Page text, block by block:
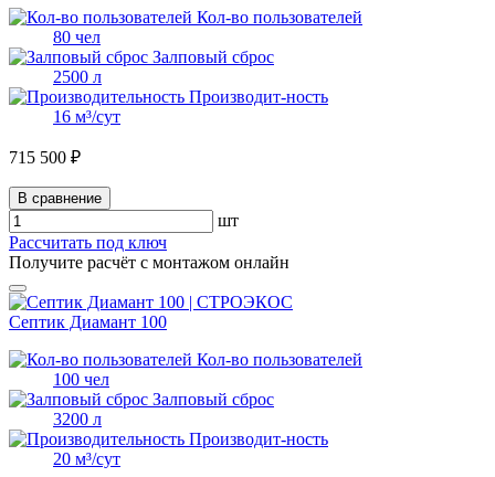
Кол-во пользователей
80 чел
Залповый сброс
2500 л
Производит-ность
16 м³/сут
715 500 ₽
В сравнение
шт
Рассчитать под ключ
Получите расчёт с монтажом онлайн
Септик Диамант 100
Кол-во пользователей
100 чел
Залповый сброс
3200 л
Производит-ность
20 м³/сут